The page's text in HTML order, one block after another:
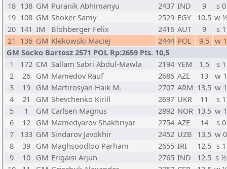
18 138 GM Puranik Abhimanyu 2437 IND 9
s 0
19 108 GM Shoker Samy 2529 EGY 10,5 w
20 141 IM Blohberger Felix 2416 AUT 9
s 1
21 136 GM Klekowski Maciej 2444 POL 9,5 w 1
GM Socko Bartosz 2571 POL Rp:2659 Pts. 10,5
1
172 CM Sallam Sabri Abdul-Mawla 2194 YEM 1,5
s 1
2
26 GM Mamedov Rauf 2686 AZE 13
w 1
3
19 GM Martirosyan Haik M. 2707 ARM 13,5 w 1
4
21 GM Shevchenko Kirill 2697 UKR 11
s 1
5
1 GM Carlsen Magnus 2892 NOR 13,5 w 1
6
12 GM Mamedyarov Shakhriyar 2754 AZE 14
s 0
7
133 GM Sindarov Javokhir 2452 UZB 13,5 w 0
8
39 GM Maghsoodloo Parham 2655 IRI 12,5 s 1
9
10 GM Erigaisi Arjun 2765 IND 12,5 s ½